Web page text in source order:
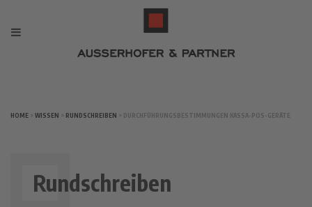
HOME > WISSEN > RUNDSCHREIBEN > DURCHFÜHRUNGSBESTIMMUNGEN KASSA-POS-GERÄTE
Rundschreiben